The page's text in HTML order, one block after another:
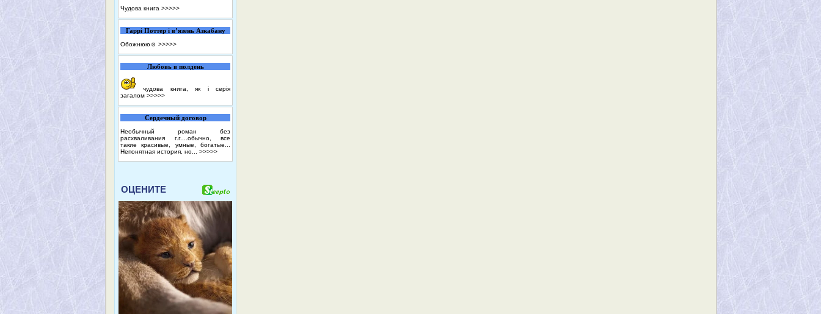
Чудова книга >>>>>
Гаррі Поттер і в’язень Азкабану
Обожнюю☺️ >>>>>
Любовь в полдень
чудова книга, як і серія
загалом >>>>>
Сердечный договор
Необычный роман без
расхваливания г.г....обычно, все
такие красивые, умные, богатые...
Непонятная история, но... >>>>>
ОЦЕНИТЕ